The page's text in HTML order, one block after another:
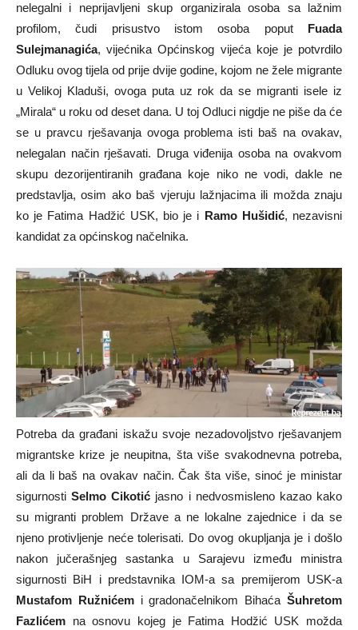
nelegalni i neprijavljeni skup organizirala osoba sa lažnim
profilom, čudi prisustvo istom osoba poput Fuada
Sulejmanagića, vijećnika Općinskog vijeća koje je potvrdilo
Odluku ovog tijela od prije dvije godine, kojom ne žele migrante
u Velikoj Kladuši, ovoga puta uz rok da se migranti isele iz
„Mirala“ u roku od deset dana. U toj Odluci nigdje ne piše da će
se u pravcu rješavanja ovoga problema isti baš na ovakav,
nelegalan način rješavati. Druga viđenija osoba na ovakvom
skupu dezorijentiranih građana koje niko ne vodi, dakle ne
predstavlja, osim ako baš vjeruju lažnjacima ili možda znaju
ko je Fatima Hadžić USK, bio je i Ramo Hušidić, nezavisni
kandidat za općinskog načelnika.
Potreba da građani iskažu svoje nezadovoljstvo rješavanjem
migrantske krize je neupitna, šta više svakodnevna potreba,
ali da li baš na ovakav način. Čak šta više, sinoć je ministar
sigurnostiSelmo Cikotić jasno i nedvosmisleno kazao kako
su migranti problem Države a ne lokalne zajednice i da se
njeno protivljenje neće tolerisati. Do ovog okupljanja je i došlo
nakon jučerašnjeg sastanka u Sarajevu između ministra
sigurnosti BiH i predstavnika IOM-a sa premijerom USK-a
Mustafom Ružnićemi gradonačelnikom BihaćaŠuhretom
Fazlićem na osnovu kojeg je Fatima Hodžić USK možda